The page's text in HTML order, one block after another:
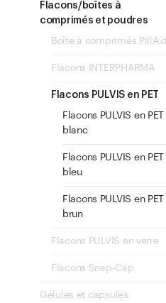
Flacons/boîtes à
comprimés et poudres
Boîte à comprimés PillAid
Flacons INTERPHARMA
Flacons PULVIS en PET
Flacons PULVIS en PET
blanc
Flacons PULVIS en PET
bleu
Flacons PULVIS en PET
brun
Flacons PULVIS en verre
Flacons Snap-Cap
Gélules et capsules